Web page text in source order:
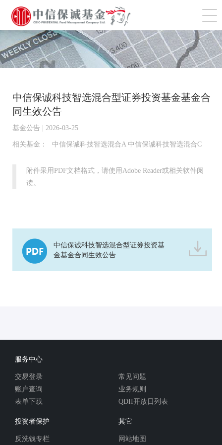
切
中信保诚科技智选混合型证券投资基金基金合
同生效公告
基金公告 | 2026-03-25
相关基金： 中信保诚科技智选混合A 中信保诚科技智选混合C
附件采用PDF文档格式，请使用Adobe Reader或相关软件阅
读。
中信保诚科技智选混合型证券投资基
金基金合同生效公告
服务中心
交易登录
账户查询
表单下载
常见问题
业务规则
QDII开放日列表
投资者保护
反洗钱专栏
其它
网站地图